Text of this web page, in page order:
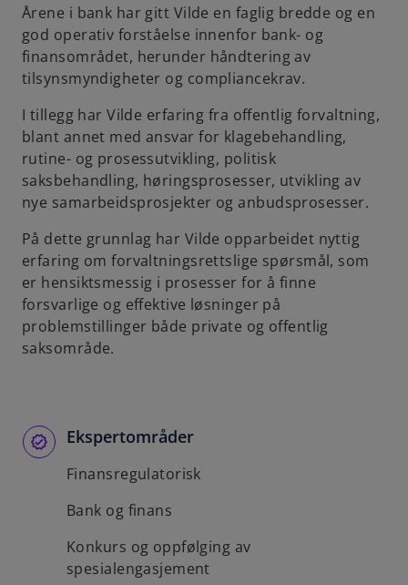
n
e
w
t
Årene i bank har gitt Vilde en faglig bredde og en
god operativ forståelse innenfor bank- og
finansområdet, herunder håndtering av
tilsynsmyndigheter og compliancekrav.
I tillegg har Vilde erfaring fra offentlig forvaltning,
blant annet med ansvar for klagebehandling,
rutine- og prosessutvikling, politisk
saksbehandling, høringsprosesser, utvikling av
nye samarbeidsprosjekter og anbudsprosesser.
På dette grunnlag har Vilde opparbeidet nyttig
erfaring om forvaltningsrettslige spørsmål, som
er hensiktsmessig i prosesser for å finne
forsvarlige og effektive løsninger på
problemstillinger både private og offentlig
saksområde.
Ekspertområder
Finansregulatorisk
Bank og finans
Konkurs og oppfølging av
spesialengasjement